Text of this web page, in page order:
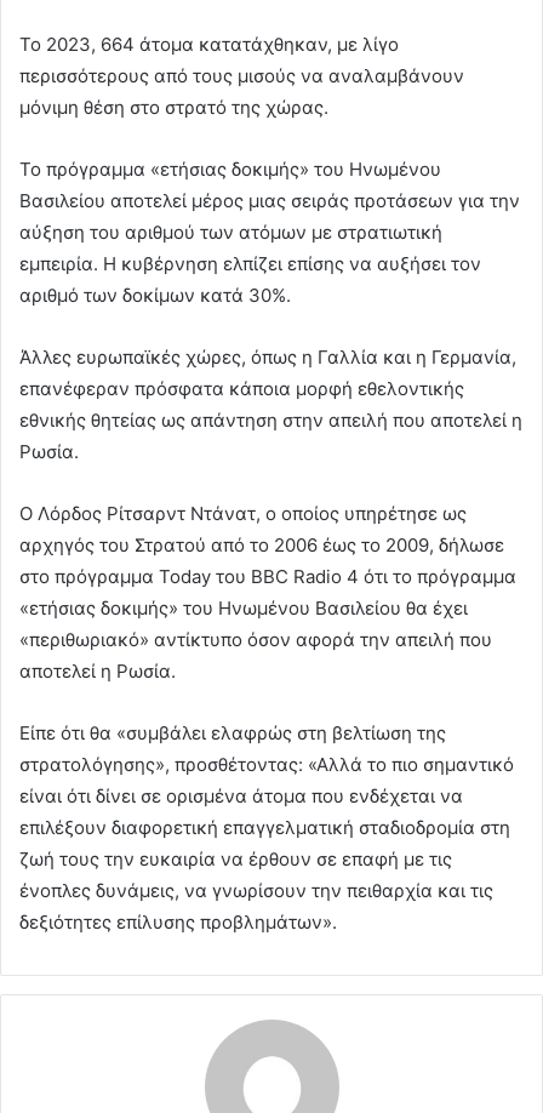
Το 2023, 664 άτομα κατατάχθηκαν, με λίγο
περισσότερους από τους μισούς να αναλαμβάνουν
μόνιμη θέση στο στρατό της χώρας.
Το πρόγραμμα «ετήσιας δοκιμής» του Ηνωμένου
Βασιλείου αποτελεί μέρος μιας σειράς προτάσεων για την
αύξηση του αριθμού των ατόμων με στρατιωτική
εμπειρία. Η κυβέρνηση ελπίζει επίσης να αυξήσει τον
αριθμό των δοκίμων κατά 30%.
Άλλες ευρωπαϊκές χώρες, όπως η Γαλλία και η Γερμανία,
επανέφεραν πρόσφατα κάποια μορφή εθελοντικής
εθνικής θητείας ως απάντηση στην απειλή που αποτελεί η
Ρωσία.
Ο Λόρδος Ρίτσαρντ Ντάνατ, ο οποίος υπηρέτησε ως
αρχηγός του Στρατού από το 2006 έως το 2009, δήλωσε
στο πρόγραμμα Today του BBC Radio 4 ότι το πρόγραμμα
«ετήσιας δοκιμής» του Ηνωμένου Βασιλείου θα έχει
«περιθωριακό» αντίκτυπο όσον αφορά την απειλή που
αποτελεί η Ρωσία.
Είπε ότι θα «συμβάλει ελαφρώς στη βελτίωση της
στρατολόγησης», προσθέτοντας: «Αλλά το πιο σημαντικό
είναι ότι δίνει σε ορισμένα άτομα που ενδέχεται να
επιλέξουν διαφορετική επαγγελματική σταδιοδρομία στη
ζωή τους την ευκαιρία να έρθουν σε επαφή με τις
ένοπλες δυνάμεις, να γνωρίσουν την πειθαρχία και τις
δεξιότητες επίλυσης προβλημάτων».